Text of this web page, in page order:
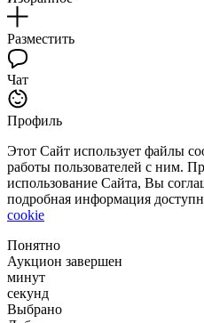
Разместить
Чат
Профиль
Этот Сайт использует файлы
работы пользователей с ним.
использование Сайта, Вы
подробная информация
cookie
Понятно
Аукцион завершен
минут
секунд
Выбрано